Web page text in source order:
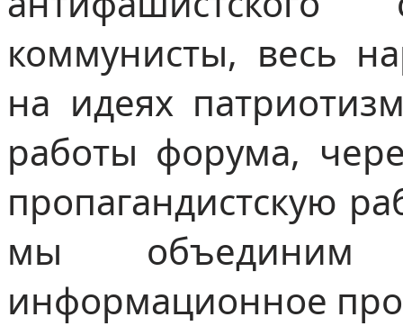
коммунисты, весь
на идеях
работы форума,
пропагандистскую
мы
информационное